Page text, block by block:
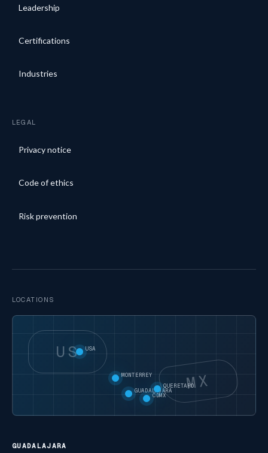
Leadership
Certifications
Industries
LEGAL
Privacy notice
Code of ethics
Risk prevention
LOCATIONS
US
MX
USA
MONTERREY
GUADALAJARA
CDMX
QUERETARO
GUADALAJARA